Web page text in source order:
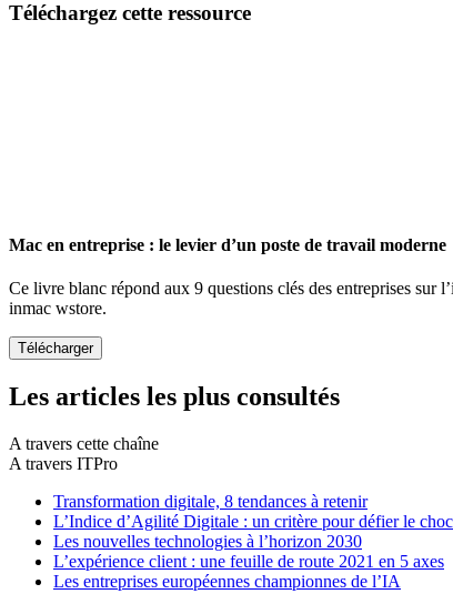
Téléchargez cette ressource
Mac en entreprise : le levier d’un poste de travail moderne
Ce livre blanc répond aux 9 questions clés des entreprises sur
inmac wstore.
Les articles les plus consultés
A travers cette chaîne
A travers ITPro
Transformation digitale, 8 tendances à retenir
L’Indice d’Agilité Digitale : un critère pour défier le
Les nouvelles technologies à l’horizon 2030
L’expérience client : une feuille de route 2021 en 5 axes
Les entreprises européennes championnes de l’IA